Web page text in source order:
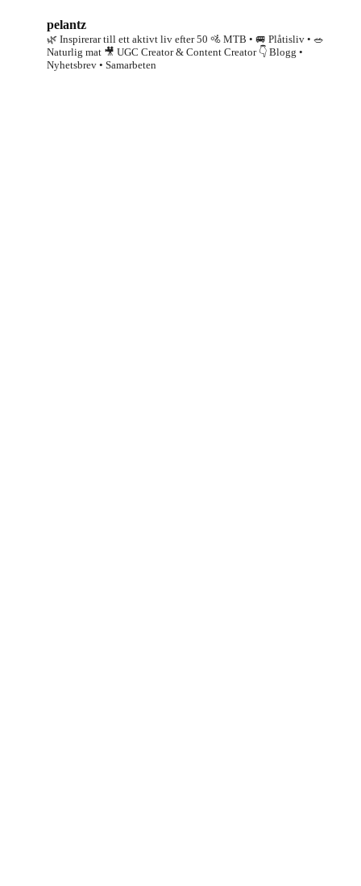
pelantz
🌿 Inspirerar till ett aktivt liv efter 50 🚵 MTB • 🚐 Plåtisliv • 🥗
Naturlig mat 🎥 UGC Creator & Content Creator👇 Blogg •
Nyhetsbrev • Samarbeten